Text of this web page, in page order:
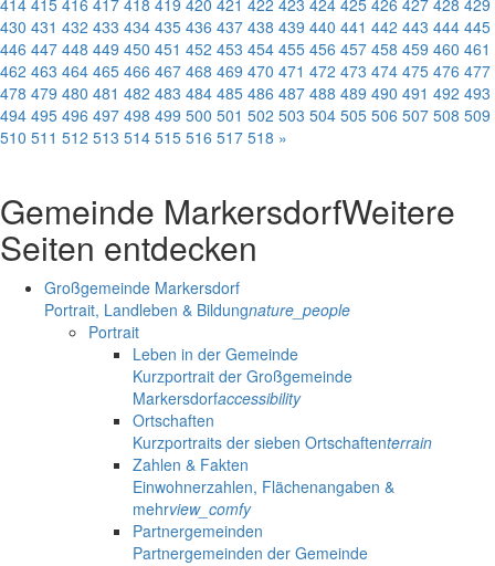
414 415 416 417 418 419 420 421 422 423 424 425 426 427 428 429
430 431 432 433 434 435 436 437 438 439 440 441 442 443 444 445
446 447 448 449 450 451 452 453 454 455 456 457 458 459 460 461
462 463 464 465 466 467 468 469 470 471 472 473 474 475 476 477
478 479 480 481 482 483 484 485 486 487 488 489 490 491 492 493
494 495 496 497 498 499 500 501 502 503 504 505 506 507 508 509
510 511 512 513 514 515 516 517 518 »
Gemeinde MarkersdorfWeitere
Seiten entdecken
Großgemeinde Markersdorf
Portrait, Landleben & Bildungnature_people
Portrait
Leben in der Gemeinde
Kurzportrait der Großgemeinde
Markersdorfaccessibility
Ortschaften
Kurzportraits der sieben Ortschaftenterrain
Zahlen & Fakten
Einwohnerzahlen, Flächenangaben &
mehrview_comfy
Partnergemeinden
Partnergemeinden der Gemeinde